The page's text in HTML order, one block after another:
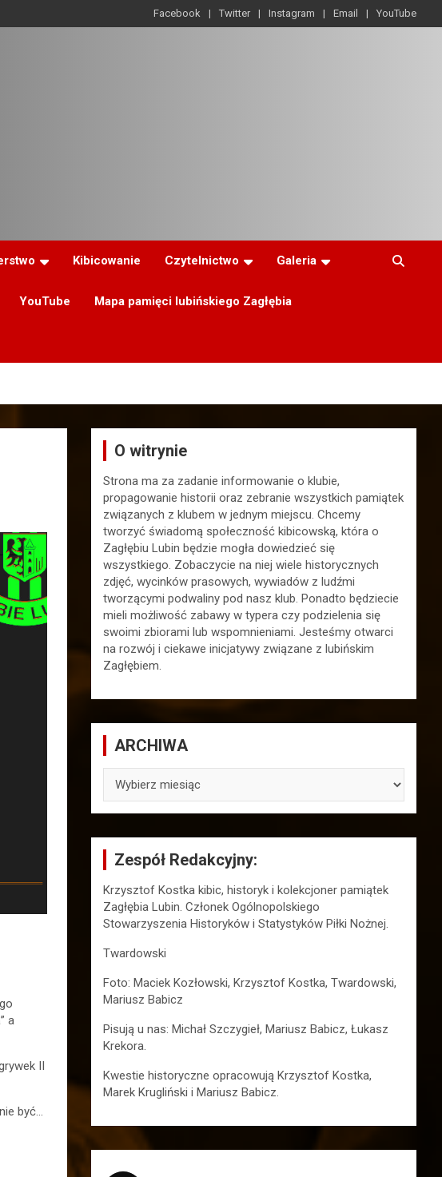
Facebook Twitter Instagram Email YouTube
Kibicowanie Czytelnictwo Galeria
YouTube Mapa pamięci lubińskiego Zagłębia
a
II
być…
O witrynie
Strona ma za zadanie informowanie o klubie,
propagowanie historii oraz zebranie wszystkich pamiątek
związanych z klubem w jednym miejscu. Chcemy
tworzyć świadomą społeczność kibicowską, która o
Zagłębiu Lubin będzie mogła dowiedzieć się
wszystkiego. Zobaczycie na niej wiele historycznych
zdjęć, wycinków prasowych, wywiadów z ludźmi
tworzącymi podwaliny pod nasz klub. Ponadto będziecie
mieli możliwość zabawy w typera czy podzielenia się
swoimi zbiorami lub wspomnieniami. Jesteśmy otwarci
na rozwój i ciekawe inicjatywy związane z lubińskim
Zagłębiem.
ARCHIWA
Zespół Redakcyjny:
Krzysztof Kostka kibic, historyk i kolekcjoner pamiątek
Zagłębia Lubin. Członek Ogólnopolskiego
Stowarzyszenia Historyków i Statystyków Piłki Nożnej.
Twardowski
Foto: Maciek Kozłowski, Krzysztof Kostka, Twardowski,
Mariusz Babicz
Pisują u nas: Michał Szczygieł, Mariusz Babicz, Łukasz
Krekora.
Kwestie historyczne opracowują Krzysztof Kostka,
Marek Krugliński i Mariusz Babicz.